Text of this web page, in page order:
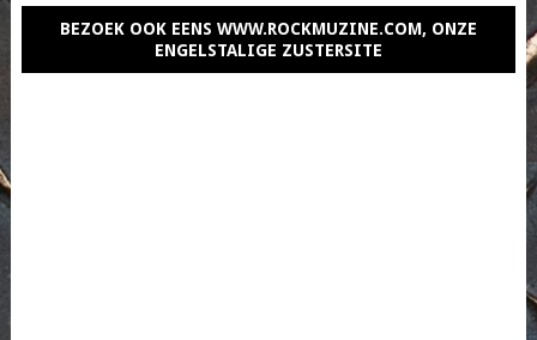
BEZOEK OOK EENS WWW.ROCKMUZINE.COM, ONZE
ENGELSTALIGE ZUSTERSITE